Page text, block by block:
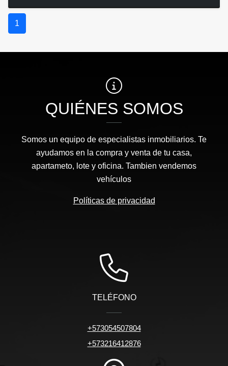
1
QUIÉNES SOMOS
Somos un equipo de especialistas inmobiliarios. Te
ayudamos en la compra y venta de tu casa,
apartameto, lote y oficina. Tambien vendemos
vehículos
Políticas de privacidad
TELÉFONO
+573054507804
+573216412876